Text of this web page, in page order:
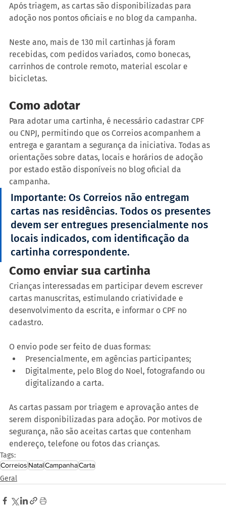
Após triagem, as cartas são disponibilizadas para
adoção nos pontos oficiais e no blog da campanha.
Neste ano, mais de 130 mil cartinhas já foram
recebidas, com pedidos variados, como bonecas,
carrinhos de controle remoto, material escolar e
bicicletas.
Como adotar
Para adotar uma cartinha, é necessário cadastrar CPF
ou CNPJ, permitindo que os Correios acompanhem a
entrega e garantam a segurança da iniciativa. Todas as
orientações sobre datas, locais e horários de adoção
por estado estão disponíveis no blog oficial da
campanha.
Importante: Os Correios não entregam
cartas nas residências. Todos os presentes
devem ser entregues presencialmente nos
locais indicados, com identificação da
cartinha correspondente.
Como enviar sua cartinha
Crianças interessadas em participar devem escrever
cartas manuscritas, estimulando criatividade e
desenvolvimento da escrita, e informar o CPF no
cadastro.
O envio pode ser feito de duas formas:
Presencialmente, em agências participantes;
Digitalmente, pelo Blog do Noel, fotografando ou
digitalizando a carta.
As cartas passam por triagem e aprovação antes de
serem disponibilizadas para adoção. Por motivos de
segurança, não são aceitas cartas que contenham
endereço, telefone ou fotos das crianças.
Tags:
Correios NatalCampanhaCarta
Geral